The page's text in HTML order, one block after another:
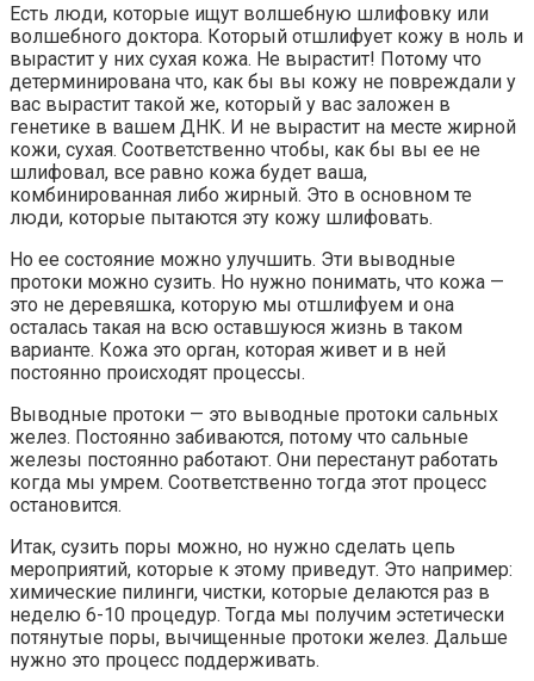
Есть люди, которые ищут волшебную шлифовку или
волшебного доктора. Который отшлифует кожу в ноль и
вырастит у них сухая кожа. Не вырастит! Потому что
детерминирована что, как бы вы кожу не повреждали у
вас вырастит такой же, который у вас заложен в
генетике в вашем ДНК. И не вырастит на месте жирной
кожи, сухая. Соответственно чтобы, как бы вы ее не
шлифовал, все равно кожа будет ваша,
комбинированная либо жирный. Это в основном те
люди, которые пытаются эту кожу шлифовать.
Но ее состояние можно улучшить. Эти выводные
протоки можно сузить. Но нужно понимать, что кожа —
это не деревяшка, которую мы отшлифуем и она
осталась такая на всю оставшуюся жизнь в таком
варианте. Кожа это орган, которая живет и в ней
постоянно происходят процессы.
Выводные протоки — это выводные протоки сальных
желез. Постоянно забиваются, потому что сальные
железы постоянно работают. Они перестанут работать
когда мы умрем. Соответственно тогда этот процесс
остановится.
Итак, сузить поры можно, но нужно сделать цепь
мероприятий, которые к этому приведут. Это например:
химические пилинги, чистки, которые делаются раз в
неделю 6-10 процедур. Тогда мы получим эстетически
потянутые поры, вычищенные протоки желез. Дальше
нужно это процесс поддерживать.